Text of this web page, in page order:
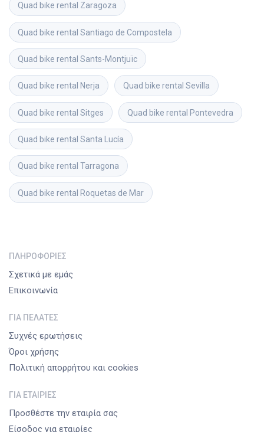
Quad bike rental Zaragoza
Quad bike rental Santiago de Compostela
Quad bike rental Sants-Montjuïc
Quad bike rental Nerja Quad bike rental Sevilla
Quad bike rental Sitges Quad bike rental Pontevedra
Quad bike rental Santa Lucía
Quad bike rental Tarragona
Quad bike rental Roquetas de Mar
ΠΛΗΡΟΦΟΡΊΕΣ
Σχετικά με εμάς
Επικοινωνία
ΓΙΑ ΠΕΛΆΤΕΣ
Συχνές ερωτήσεις
Όροι χρήσης
Πολιτική απορρήτου και cookies
ΓΙΑ ΕΤΑΙΡΊΕΣ
Προσθέστε την εταιρία σας
Είσοδος για εταιρίες